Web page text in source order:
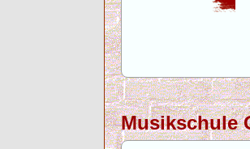
Musikschule